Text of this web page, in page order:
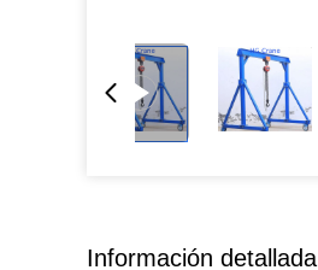
Información detallada